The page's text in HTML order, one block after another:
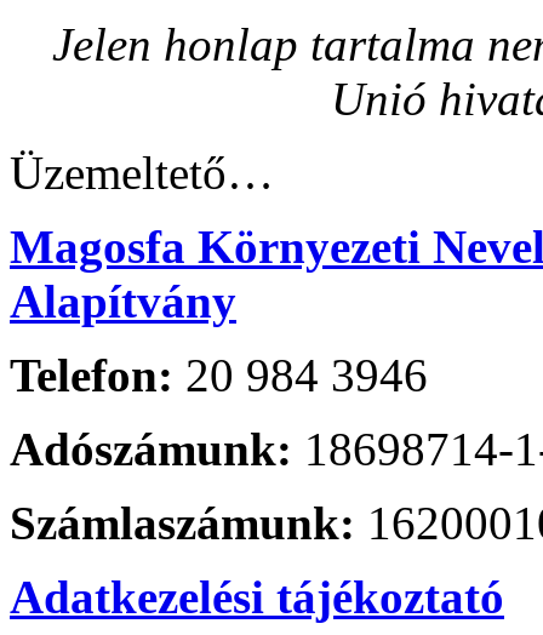
Jelen honlap tartalma
Unió
Üzemeltető…
Magosfa Környezeti
Alapítvány
Telefon: 20 984 3946
Adószámunk: 18698714-
Számlaszámunk:
Adatkezelési tájékoztató